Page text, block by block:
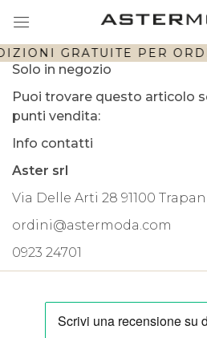
GRATUITE PER
Solo in negozio
Puoi trovare questo articolo
punti vendita:
Info contatti
Aster srl
Via Delle Arti 28 91100
ordini@astermoda.com
0923 24701